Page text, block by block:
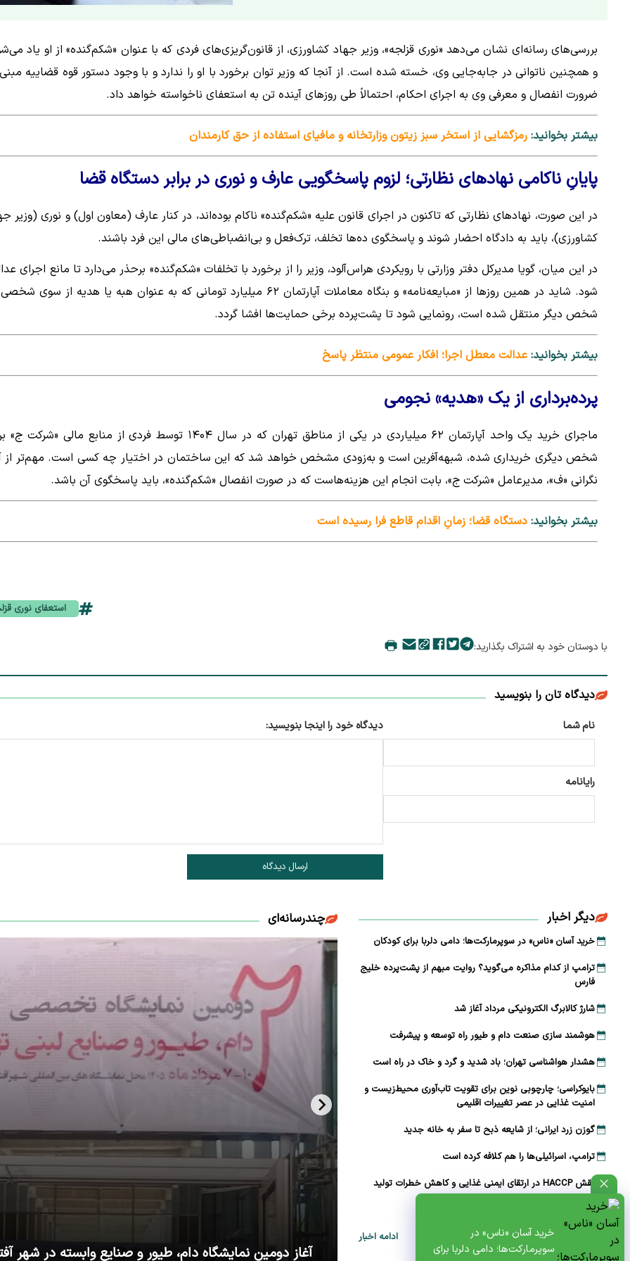
خرید آسان «ناس» در
سوپرمارکت‌ها؛ دامی دلربا برای
بررسی‌های رسانه‌ای نشان می‌دهد «نوری قزلجه»، وزیر جهاد کشاورزی، از قانون‌گریزی‌های فردی که با عنوان «شکم‌گنده» از او یاد
و همچنین ناتوانی در جابه‌جایی وی، خسته شده است. از آنجا که وزیر توان برخورد با او را ندارد و با وجود دستور قوه قضاییه مبنی
ضرورت انفصال و معرفی وی به اجرای احکام، احتمالاً طی روزهای آینده تن به استعفای ناخواسته خواهد داد.
بیشتر بخوانید: رمزگشایی از استخر سبز زیتون وزارتخانه و مافیای استفاده از حق کارمندان
پایانِ ناکامی نهادهای نظارتی؛ لزوم پاسخگویی عارف و نوری در برابر دستگاه قضا
در این صورت، نهادهای نظارتی که تاکنون در اجرای قانون علیه «شکم‌گنده» ناکام بوده‌اند، در کنار عارف (معاون اول) و نوری (وزیر
کشاورزی)، باید به دادگاه احضار شوند و پاسخگوی ده‌ها تخلف، ترک‌فعل و بی‌انضباطی‌های مالی این فرد باشند.
در این میان، گویا مدیرکل دفتر وزارتی با رویکردی هراس‌آلود، وزیر را از برخورد با تخلفات «شکم‌گنده» برحذر می‌دارد تا مانع اجرای
شود. شاید در همین روزها از «مبایعه‌نامه» و بنگاه معاملات آپارتمان ۶۲ میلیارد تومانی که به عنوان هبه یا هدیه از سوی
شخص دیگر منتقل شده است، رونمایی شود تا پشت‌پرده برخی حمایت‌ها افشا گردد.
بیشتر بخوانید: عدالت معطل اجرا؛ افکار عمومی منتظر پاسخ
پرده‌برداری از یک «هدیه» نجومی
ماجرای خرید یک واحد آپارتمان ۶۲ میلیاردی در یکی از مناطق تهران که در سال ۱۴۰۴ توسط فردی از منابع مالی
شخص دیگری خریداری شده، شبهه‌آفرین است و به‌زودی مشخص خواهد شد که این ساختمان در اختیار چه کسی است. مهم‌تر از
نگرانی «ف»، مدیرعامل «شرکت ج»، بابت انجام این هزینه‌هاست که در صورت انفصال «شکم‌گنده»، باید پاسخگوی آن باشد.
بیشتر بخوانید: دستگاه قضا؛ زمانِ اقدام قاطع فرا رسیده است
استعفای نوری
با دوستان خود به اشتراک بگذارید:
دیدگاه تان را بنویسید
نام شما
رایانامه
دیدگاه خود را اینجا بنویسید:
ارسال دیدگاه
دیگر اخبار
خرید آسان «ناس» در سوپرمارکت‌ها؛ دامی دلربا برای کودکان
ترامپ از کدام مذاکره می‌گوید؟ روایت مبهم از پشت‌پرده خلیج
فارس
شارژ کالابرگ الکترونیکی مرداد آغاز شد
هوشمند سازی صنعت دام و طیور راه توسعه و پیشرفت
هشدار هواشناسی تهران؛ باد شدید و گرد و خاک در راه است
بایوکراسی؛ چارچوبی نوین برای تقویت تاب‌آوری محیط‌زیست و
امنیت غذایی در عصر تغییرات اقلیمی
گوزن زرد ایرانی؛ از شایعه ذبح تا سفر به خانه جدید
ترامپ، اسرائیلی‌ها را هم کلافه کرده است
نقش HACCP در ارتقای ایمنی غذایی و کاهش خطرات تولید
تقویم نوغانداری در ایران چگونه تعیین می‌شود؟
ادامه اخبار
چندرسانه‌ای
آغاز دومین نمایشگاه دام، طیور و صنایع وابسته در شهر